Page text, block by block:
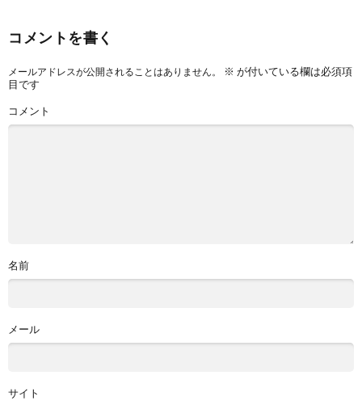
コメントを書く
メールアドレスが公開されることはありません。 ※ が付いている欄は必須項
目です
コメント
名前
メール
サイト